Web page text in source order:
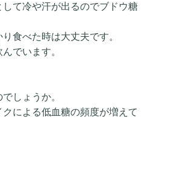
て冷や汗が出るのでブドウ糖
食べた時は大丈夫です。
でいます。
しょうか。
による低血糖の頻度が増えて